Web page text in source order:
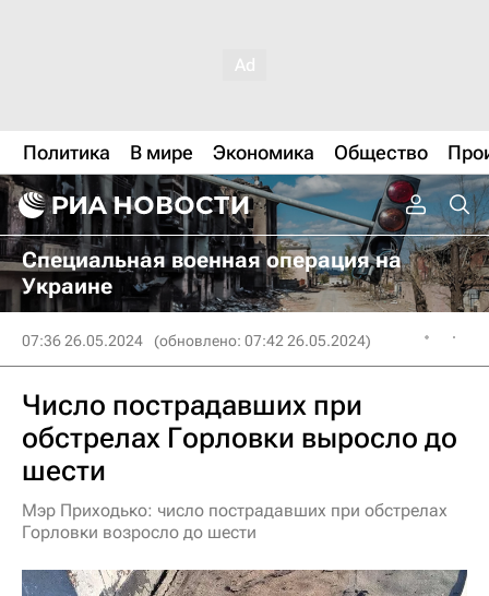
Политика В мире Экономика Общество
Специальная военная операция на
Украине
07:36 26.05.2024 (обновлено: 07:42 26.05.2024)
Число пострадавших при
обстрелах Горловки выросло до
шести
Мэр Приходько: число пострадавших при обстрелах
Горловки возросло до шести